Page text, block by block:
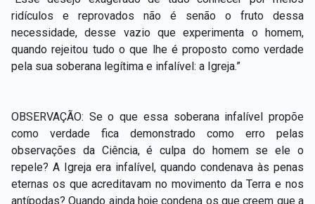
ridículos e reprovados não é senão o fruto dessa
necessidade, desse vazio que experimenta o homem,
quando rejeitou tudo o que lhe é proposto como verdade
pela sua soberana legítima e infalível: a Igreja.”
OBSERVAÇÃO: Se o que essa soberana infalível propõe
como verdade fica demonstrado como erro pelas
observações da Ciência, é culpa do homem se ele o
repele? A Igreja era infalível, quando condenava às penas
eternas os que acreditavam no movimento da Terra e nos
antípodas? Quando ainda hoje condena os que creem que a